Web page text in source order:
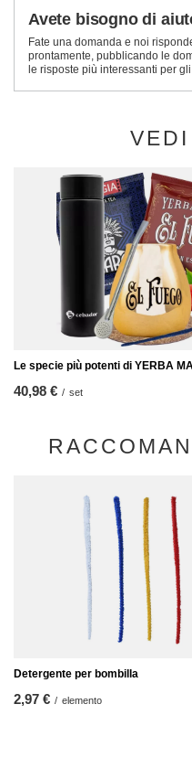
Avete bisogno di
Fate una domanda e noi
prontamente, pubblicando le
le risposte più interessanti per
Le specie più potenti di YERBA
40,98 € / set
Detergente per bombilla
2,97 € / elemento